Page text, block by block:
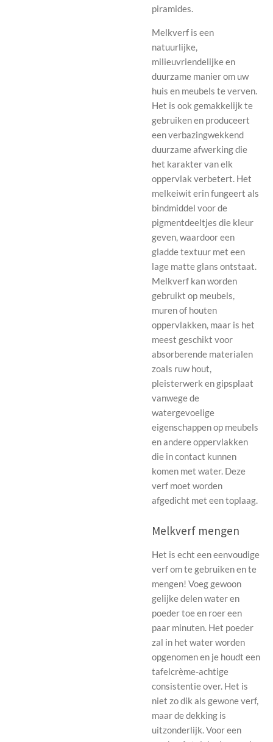
piramides.
Melkverf is een
natuurlijke,
milieuvriendelijke en
duurzame manier om uw
huis en meubels te verven.
Het is ook gemakkelijk te
gebruiken en produceert
een verbazingwekkend
duurzame afwerking die
het karakter van elk
oppervlak verbetert. Het
melkeiwit erin fungeert als
bindmiddel voor de
pigmentdeeltjes die kleur
geven, waardoor een
gladde textuur met een
lage matte glans ontstaat.
Melkverf kan worden
gebruikt op meubels,
muren of houten
oppervlakken, maar is het
meest geschikt voor
absorberende materialen
zoals ruw hout,
pleisterwerk en gipsplaat
vanwege de
watergevoelige
eigenschappen op meubels
en andere oppervlakken
die in contact kunnen
komen met water. Deze
verf moet worden
afgedicht met een toplaag.
Melkverf mengen
Het is echt een eenvoudige
verf om te gebruiken en te
mengen! Voeg gewoon
gelijke delen water en
poeder toe en roer een
paar minuten. Het poeder
zal in het water worden
opgenomen en je houdt een
tafelcrème-achtige
consistentie over. Het is
niet zo dik als gewone verf,
maar de dekking is
uitzonderlijk. Voor een